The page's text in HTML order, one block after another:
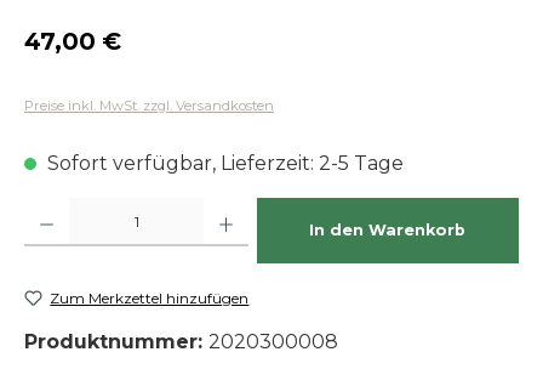
Regulärer Preis:
47,00 €
Preise inkl. MwSt. zzgl. Versandkosten
Sofort verfügbar, Lieferzeit: 2-5 Tage
In den Warenkorb
Zum Merkzettel hinzufügen
Produktnummer: 2020300008